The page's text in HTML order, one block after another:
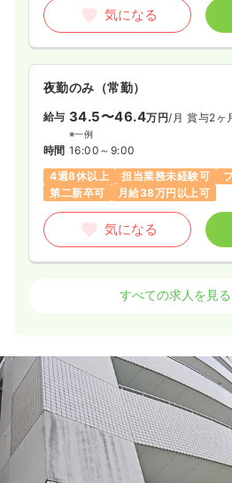
気になる
夜勤のみ（常勤）
給与 34.5〜46.4万円/月 賞与2ヶ
※一例
時間 16:00～9:00
4週8休以上
担当業務未経験可
第二新卒可
月給38万円以上可
気になる
給与 23.1 万円〜/月 賞与2回
※一例
時間 8:30～17:30
日祝休み
ブランク可 月給27万
気になる
すべての求人を見る